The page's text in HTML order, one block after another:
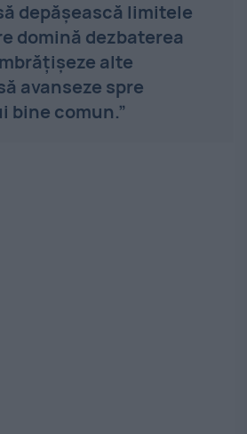
depășească limitele
domină dezbaterea
alte
avanseze spre
bine comun.”